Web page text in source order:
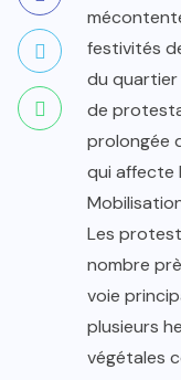
festivités
du quartier
de
prolongée
qui affecte
Les
nombre
voie
plusieurs
végétales